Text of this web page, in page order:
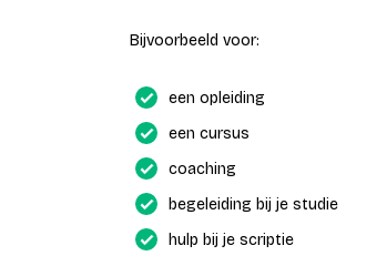
Bijvoorbeeld voor:
een opleiding
een cursus
coaching
begeleiding bij je studie
hulp bij je scriptie